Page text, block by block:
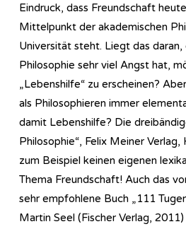
Eindruck, dass Freundschaft
Mittelpunkt der akademischen
Universität steht. Liegt das daran,
Philosophie sehr viel Angst hat,
„Lebenshilfe“ zu erscheinen?
als Philosophieren immer
damit Lebenshilfe? Die
Philosophie“, Felix Meiner
zum Beispiel keinen eigenen
Thema Freundschaft! Auch das
sehr empfohlene Buch „111
Martin Seel (Fischer Verlag,